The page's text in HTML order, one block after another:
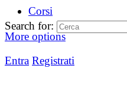
Corsi
More options
Entra Registrati
Search for: